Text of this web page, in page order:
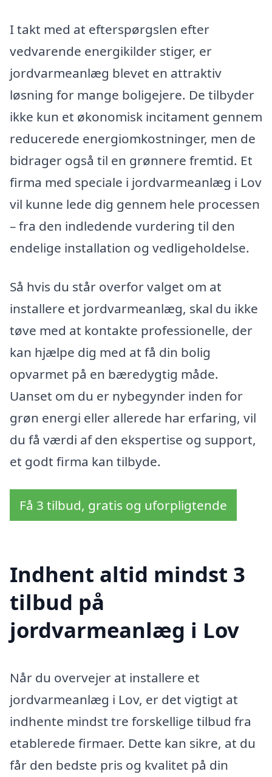
I takt med at efterspørgslen efter
vedvarende energikilder stiger, er
jordvarmeanlæg blevet en attraktiv
løsning for mange boligejere. De tilbyder
ikke kun et økonomisk incitament gennem
reducerede energiomkostninger, men de
bidrager også til en grønnere fremtid. Et
firma med speciale i jordvarmeanlæg i Lov
vil kunne lede dig gennem hele processen
– fra den indledende vurdering til den
endelige installation og vedligeholdelse.
Så hvis du står overfor valget om at
installere et jordvarmeanlæg, skal du ikke
tøve med at kontakte professionelle, der
kan hjælpe dig med at få din bolig
opvarmet på en bæredygtig måde.
Uanset om du er nybegynder inden for
grøn energi eller allerede har erfaring, vil
du få værdi af den ekspertise og support,
et godt firma kan tilbyde.
Få 3 tilbud, gratis og uforpligtende
Indhent altid mindst 3
tilbud på
jordvarmeanlæg i Lov
Når du overvejer at installere et
jordvarmeanlæg i Lov, er det vigtigt at
indhente mindst tre forskellige tilbud fra
etablerede firmaer. Dette kan sikre, at du
får den bedste pris og kvalitet på din